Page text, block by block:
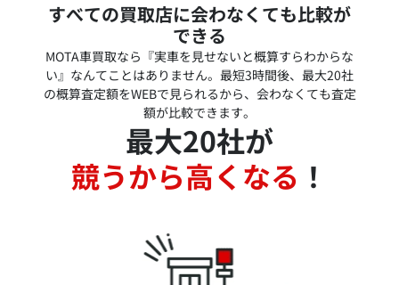
すべての買取店に会わなくても比較が
できる
MOTA車買取なら『実車を見せないと概算すらわからな
い』なんてことはありません。最短3時間後、最大20社
の概算査定額をWEBで見られるから、会わなくても査定
額が比較できます。
最大20社が
競うから高くなる ！